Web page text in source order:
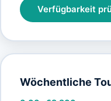
Verfügbarkeit
Wöchentliche